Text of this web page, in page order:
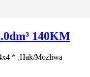
140KM
* ,Hak/Mozliwa